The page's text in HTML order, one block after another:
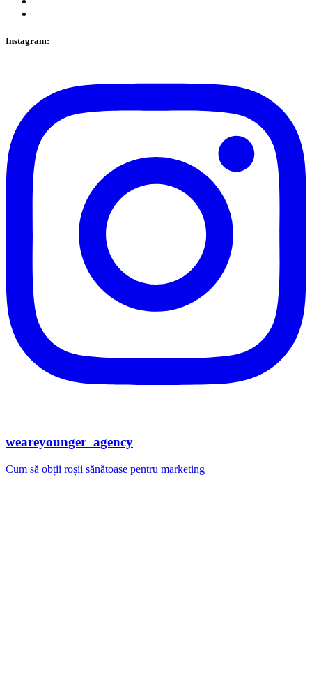
Instagram:
weareyounger_agency
Cum să obții roșii sănătoase pentru marketing